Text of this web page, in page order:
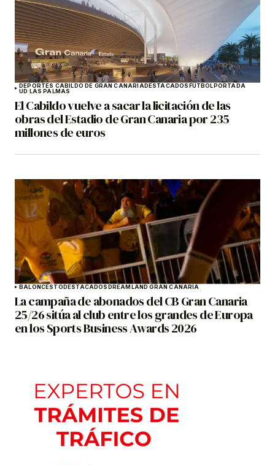
DEPORTES CABILDO DE GRAN CANARIADESTACADOSFÚTBOLPORTADA
UD LAS PALMAS
El Cabildo vuelve a sacar la licitación de las
obras del Estadio de Gran Canaria por 235
millones de euros
BALONCESTODESTACADOSDREAMLAND GRAN CANARIA
La campaña de abonados del CB Gran Canaria
25/26 sitúa al club entre los grandes de Europa
en los Sports Business Awards 2026